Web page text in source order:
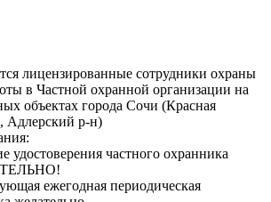
лицензированные сотрудники охраны
в Частной охранной организации на
объектах города Сочи (Красная
Адлерский р-н)
удостоверения частного охранника
ежегодная периодическая